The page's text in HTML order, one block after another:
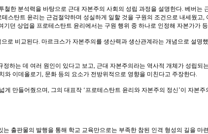
철한 분석력을 바탕으로 근대 자본주의 사회의 성립 과정을 설명한다. 베버는
스탄트 윤리는 근검절약하며 성실하게 일할 것을 구원의 조건으로 내세웠고,
던 상업을 프로테스탄트 윤리에서는 구원 행위 중 하나로 인정해 자본가가
로 비교된다. 마르크스가 자본주의를 생산력과 생산관계라는 개념으로 설명
하는 데 여러 원인이 있다고 보고, 근대 자본주의라는 역사적 개체가 성립되
이데올로기, 문화 등의 요소가 전방위적으로 영향을 미친다고 주장한다.
만들어줬으며, 그의 대표작 ‘프로테스탄트 윤리와 자본주의 정신’이 자본
출판물의 발행을 통해 학교 교육만으로는 부족한 참된 인격 형성의 길을 마